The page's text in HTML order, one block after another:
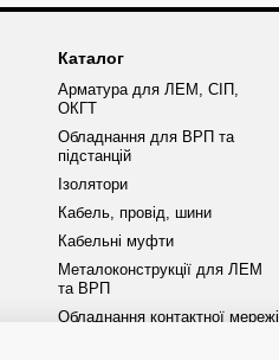
Каталог
Арматура для ЛЕМ, СІП,
ОКГТ
Обладнання для ВРП та
підстанцій
Ізолятори
Кабель, провід, шини
Кабельні муфти
Металоконструкції для ЛЕМ
та ВРП
Обладнання контактної мережі